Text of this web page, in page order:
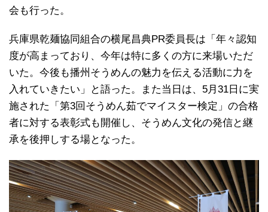
会も行った。
兵庫県乾麺協同組合の横尾昌典PR委員長は「年々認知
度が高まっており、今年は特に多くの方に来場いただ
いた。今後も播州そうめんの魅力を伝える活動に力を
入れていきたい」と語った。また当日は、5月31日に実
施された「第3回そうめん茹でマイスター検定」の合格
者に対する表彰式も開催し、そうめん文化の発信と継
承を後押しする場となった。